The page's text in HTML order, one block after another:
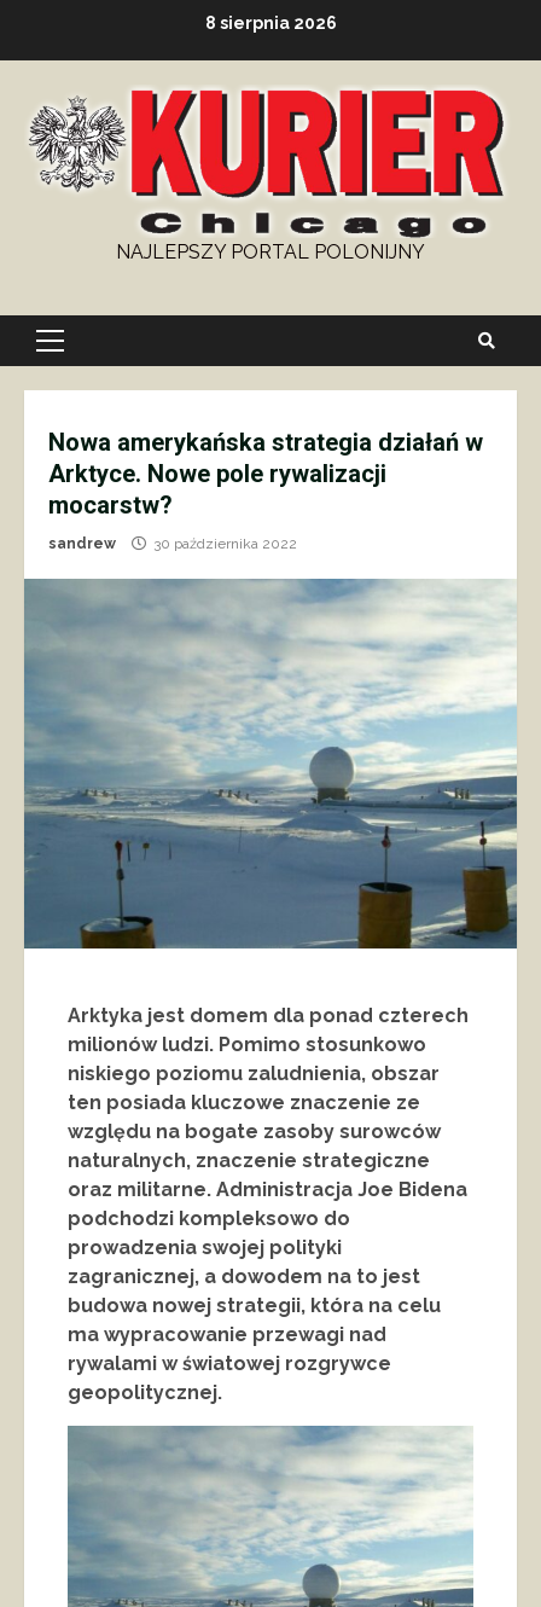
8 sierpnia 2026
NAJLEPSZY PORTAL POLONIJNY
Primary
Nowa amerykańska strategia działań w
Arktyce. Nowe pole rywalizacji
mocarstw?
sandrew 30 października 2022
Arktyka jest domem dla ponad czterech
milionów ludzi. Pomimo stosunkowo
niskiego poziomu zaludnienia, obszar
ten posiada kluczowe znaczenie ze
względu na bogate zasoby surowców
naturalnych, znaczenie strategiczne
oraz militarne. Administracja Joe Bidena
podchodzi kompleksowo do
prowadzenia swojej polityki
zagranicznej, a dowodem na to jest
budowa nowej strategii, która na celu
ma wypracowanie przewagi nad
rywalami w światowej rozgrywce
geopolitycznej.